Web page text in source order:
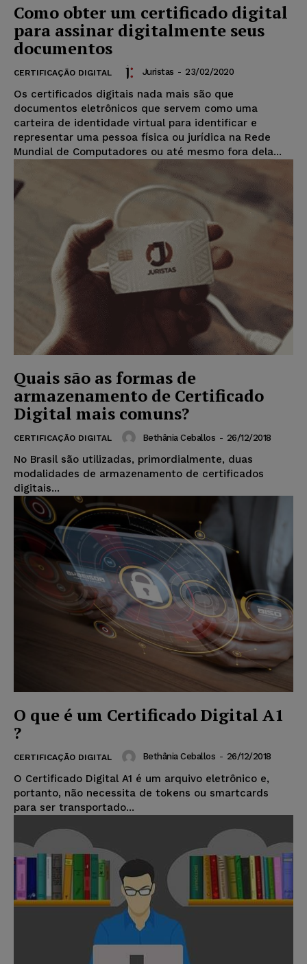
Como obter um certificado digital
para assinar digitalmente seus
documentos
CERTIFICAÇÃO DIGITAL Juristas - 23/02/2020
Os certificados digitais nada mais são que
documentos eletrônicos que servem como uma
carteira de identidade virtual para identificar e
representar uma pessoa física ou jurídica na Rede
Mundial de Computadores ou até mesmo fora dela...
Quais são as formas de
armazenamento de Certificado
Digital mais comuns?
CERTIFICAÇÃO DIGITAL Bethânia Ceballos - 26/12/2018
No Brasil são utilizadas, primordialmente, duas
modalidades de armazenamento de certificados
digitais...
O que é um Certificado Digital A1
?
CERTIFICAÇÃO DIGITAL Bethânia Ceballos - 26/12/2018
O Certificado Digital A1 é um arquivo eletrônico e,
portanto, não necessita de tokens ou smartcards
para ser transportado...